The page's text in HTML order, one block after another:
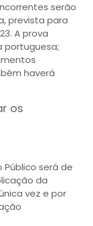
serão
prevista para
A prova
portuguesa;
haverá
os
será de
da
vez e por